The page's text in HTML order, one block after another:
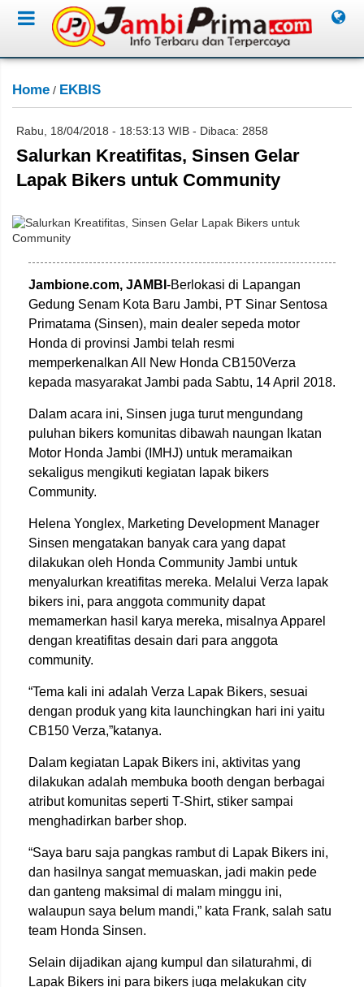
Home / EKBIS
Rabu, 18/04/2018 - 18:53:13 WIB - Dibaca: 2858
Salurkan Kreatifitas, Sinsen Gelar
Lapak Bikers untuk Community
Jambione.com, JAMBI -Berlokasi di Lapangan
Gedung Senam Kota Baru Jambi, PT Sinar Sentosa
Primatama (Sinsen), main dealer sepeda motor
Honda di provinsi Jambi telah resmi
memperkenalkan All New Honda CB150Verza
kepada masyarakat Jambi pada Sabtu, 14 April 2018.
Dalam acara ini, Sinsen juga turut mengundang
puluhan bikers komunitas dibawah naungan Ikatan
Motor Honda Jambi (IMHJ) untuk meramaikan
sekaligus mengikuti kegiatan lapak bikers
Community.
Helena Yonglex, Marketing Development Manager
Sinsen mengatakan banyak cara yang dapat
dilakukan oleh Honda Community Jambi untuk
menyalurkan kreatifitas mereka. Melalui Verza lapak
bikers ini, para anggota community dapat
memamerkan hasil karya mereka, misalnya Apparel
dengan kreatifitas desain dari para anggota
community.
“Tema kali ini adalah Verza Lapak Bikers, sesuai
dengan produk yang kita launchingkan hari ini yaitu
CB150 Verza,”katanya.
Dalam kegiatan Lapak Bikers ini, aktivitas yang
dilakukan adalah membuka booth dengan berbagai
atribut komunitas seperti T-Shirt, stiker sampai
menghadirkan barber shop.
“Saya baru saja pangkas rambut di Lapak Bikers ini,
dan hasilnya sangat memuaskan, jadi makin pede
dan ganteng maksimal di malam minggu ini,
walaupun saya belum mandi,” kata Frank, salah satu
team Honda Sinsen.
Selain dijadikan ajang kumpul dan silaturahmi, di
Lapak Bikers ini para bikers juga melakukan city